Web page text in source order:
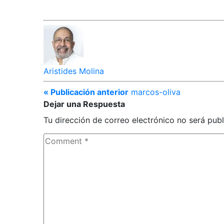
Aristides Molina
« Publicación anterior marcos-oliva
Dejar una Respuesta
Tu dirección de correo electrónico no será